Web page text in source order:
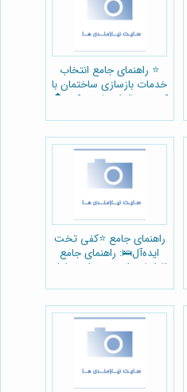
⭐️ راهنمای جامع انتخاب
خدمات بازسازی ساختمان با
کیفیت بالا از پتاس دکور 🏠
راهنمای جامع ⭐️کفی تخت
ایده‌آل🛌: راهنمای جامع
افزایش راحتی، دوام و طول